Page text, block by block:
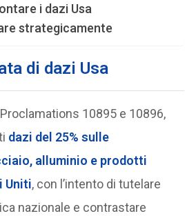
i dazi Usa
strategicamente
di dazi Usa
10895 e 10896,
dazi del 25% sulle
alluminio e prodotti
Uniti, con l’intento di tutelare
nazionale e contrastare